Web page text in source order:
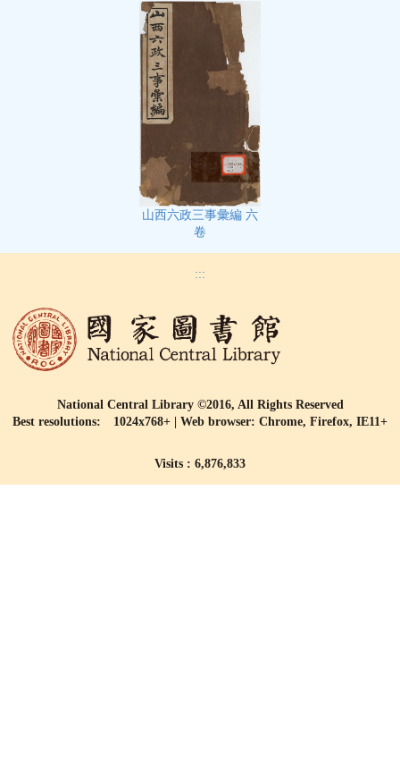
山西六政三事彙編 六
卷
:::
National Central Library ©2016, All Rights Reserved
Best resolutions: 1024x768+ | Web browser: Chrome, Firefox, IE11+
Visits : 6,876,833